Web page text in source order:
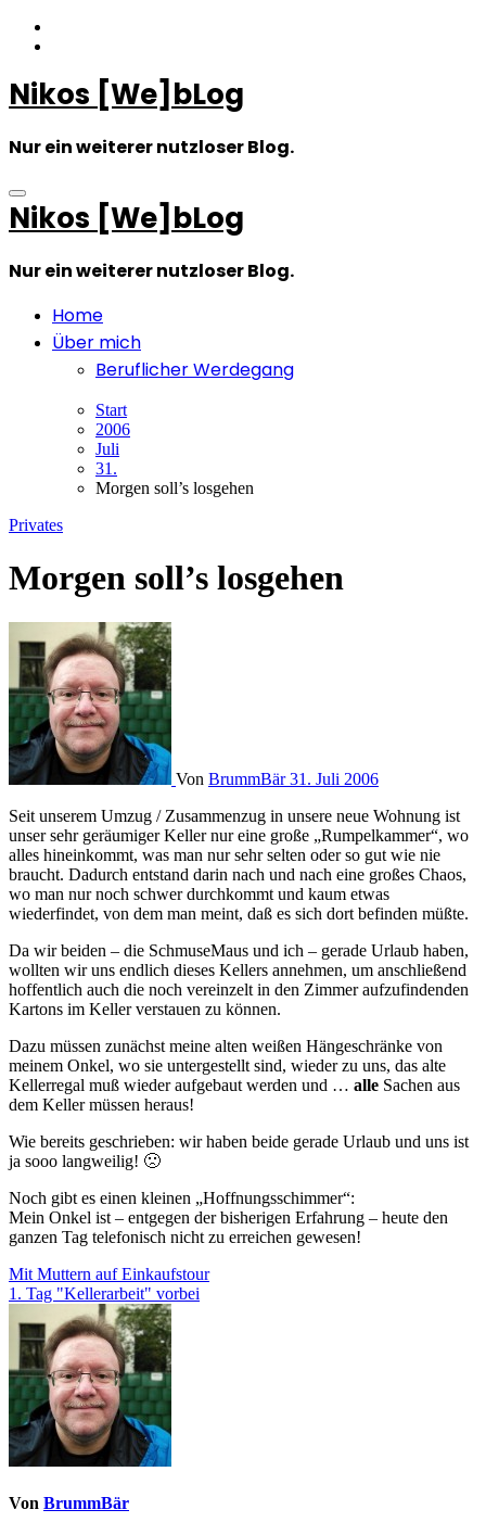
Zum
Inhalt
Nikos [We]bLog
Nur ein weiterer nutzloser Blog.
Nikos [We]bLog
Nur ein weiterer nutzloser Blog.
Home
Über mich
Beruflicher Werdegang
Start
2006
Juli
31.
Morgen soll’s losgehen
Privates
Morgen soll’s losgehen
Von BrummBär31. Juli 2006
Seit unserem Umzug / Zusammenzug in unsere neue Wohnung ist
unser sehr geräumiger Keller nur eine große „Rumpelkammer“, wo
alles hineinkommt, was man nur sehr selten oder so gut wie nie
braucht. Dadurch entstand darin nach und nach eine großes Chaos,
wo man nur noch schwer durchkommt und kaum etwas
wiederfindet, von dem man meint, daß es sich dort befinden müßte.
Da wir beiden – die SchmuseMaus und ich – gerade Urlaub haben,
wollten wir uns endlich dieses Kellers annehmen, um anschließend
hoffentlich auch die noch vereinzelt in den Zimmer aufzufindenden
Kartons im Keller verstauen zu können.
Dazu müssen zunächst meine alten weißen Hängeschränke von
meinem Onkel, wo sie untergestellt sind, wieder zu uns, das alte
Kellerregal muß wieder aufgebaut werden und … alle Sachen aus
dem Keller müssen heraus!
Wie bereits geschrieben: wir haben beide gerade Urlaub und uns ist
ja sooo langweilig! 🙁
Noch gibt es einen kleinen „Hoffnungsschimmer“:
Mein Onkel ist – entgegen der bisherigen Erfahrung – heute den
ganzen Tag telefonisch nicht zu erreichen gewesen!
Beitragsnavigation
Mit Muttern auf Einkaufstour
1. Tag "Kellerarbeit" vorbei
Von BrummBär